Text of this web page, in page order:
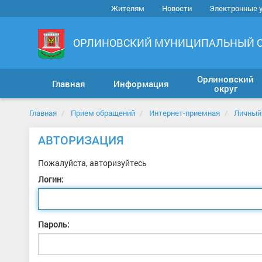
Жителям Новости Электронные
ОРЛИНОВСКИЙ МУНИЦИПАЛЬНЫЙ
Главная Информация
Орлиновский
округ
Главная Прием обращений Интернет-приемная Личный
АВТОРИЗАЦИЯ
Пожалуйста, авторизуйтесь
Логин:
Пароль: